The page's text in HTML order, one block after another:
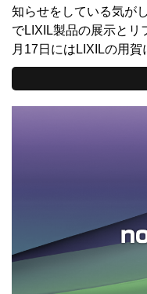
知らせをしている気が
でLIXIL製品の展示とリ
月17日にはLIXILの用